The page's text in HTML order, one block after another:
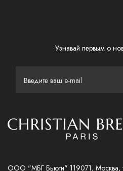
Узнавай первым о
ООО "МБГ Бьюти" 119071, Москва,